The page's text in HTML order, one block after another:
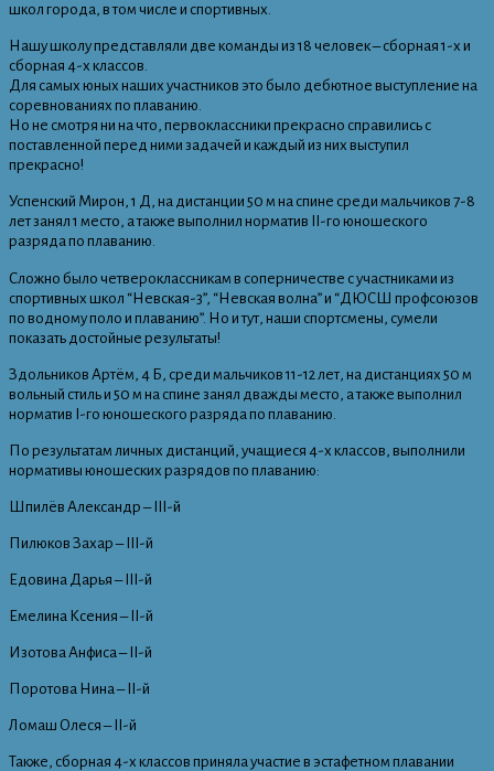
школ города, в том числе и спортивных.
Нашу школу представляли две команды из 18 человек – сборная 1-х и
сборная 4-х классов.
Для самых юных наших участников это было дебютное выступление на
соревнованиях по плаванию.
Но не смотря ни на что, первоклассники прекрасно справились с
поставленной перед ними задачей и каждый из них выступил
прекрасно!
Успенский Мирон, 1 Д, на дистанции 50 м на спине среди мальчиков 7-8
лет занял 1 место, а также выполнил норматив II-го юношеского
разряда по плаванию.
Сложно было четвероклассникам в соперничестве с участниками из
спортивных школ “Невская-3”, “Невская волна” и “ДЮСШ профсоюзов
по водному поло и плаванию”. Но и тут, наши спортсмены, сумели
показать достойные результаты!
Здольников Артём, 4 Б, среди мальчиков 11-12 лет, на дистанциях 50 м
вольный стиль и 50 м на спине занял дважды место, а также выполнил
норматив I-го юношеского разряда по плаванию.
По результатам личных дистанций, учащиеся 4-х классов, выполнили
нормативы юношеских разрядов по плаванию:
Шпилёв Александр – III-й
Пилюков Захар – III-й
Едовина Дарья – III-й
Емелина Ксения – II-й
Изотова Анфиса – II-й
Поротова Нина – II-й
Ломаш Олеся – II-й
Также, сборная 4-х классов приняла участие в эстафетном плавании